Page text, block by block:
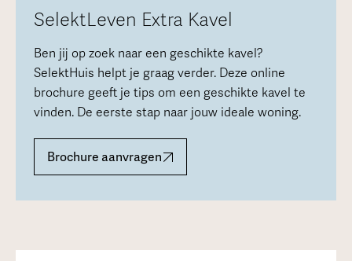
SelektLeven Extra Kavel
Ben jij op zoek naar een geschikte kavel?
SelektHuis helpt je graag verder. Deze online
brochure geeft je tips om een geschikte kavel te
vinden. De eerste stap naar jouw ideale woning.
Brochure aanvragen